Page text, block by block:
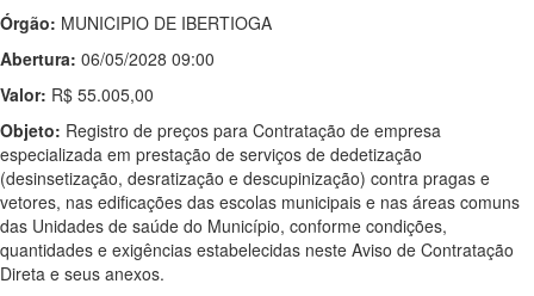
Órgão: MUNICIPIO DE IBERTIOGA
Abertura: 06/05/2028 09:00
Valor: R$ 55.005,00
Objeto: Registro de preços para Contratação de empresa
especializada em prestação de serviços de dedetização
(desinsetização, desratização e descupinização) contra pragas e
vetores, nas edificações das escolas municipais e nas áreas comuns
das Unidades de saúde do Município, conforme condições,
quantidades e exigências estabelecidas neste Aviso de Contratação
Direta e seus anexos.